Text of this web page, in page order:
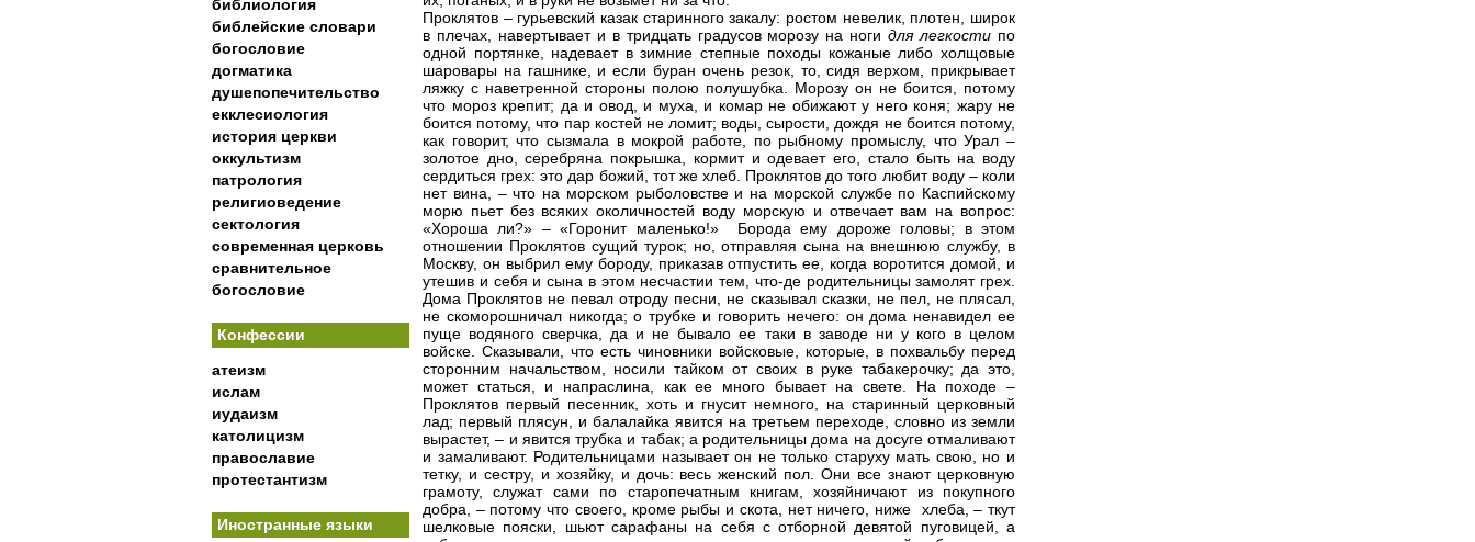
библиология
библейские словари
богословие
догматика
душепопечительство
екклесиология
история церкви
оккультизм
патрология
религиоведение
сектология
современная церковь
сравнительное
богословие
Конфессии
атеизм
ислам
иудаизм
католицизм
православие
протестантизм
Иностранные языки
Проклятов – гурьевский казак старинного закалу: ростом невелик, плотен, широк
в плечах, навертывает и в тридцать градусов морозу на ногидля легкости по
одной портянке, надевает в зимние степные походы кожаные либо холщовые
шаровары на гашнике, и если буран очень резок, то, сидя верхом, прикрывает
ляжку с наветренной стороны полою полушубка. Морозу он не боится, потому
что мороз крепит; да и овод, и муха, и комар не обижают у него коня; жару не
боится потому, что пар костей не ломит; воды, сырости, дождя не боится потому,
как говорит, что сызмала в мокрой работе, по рыбному промыслу, что Урал –
золотое дно, серебряна покрышка, кормит и одевает его, стало быть на воду
сердиться грех: это дар божий, тот же хлеб. Проклятов до того любит воду – коли
нет вина, – что на морском рыболовстве и на морской службе по Каспийскому
морю пьет без всяких околичностей воду морскую и отвечает вам на вопрос:
«Хороша ли?» – «Горонит маленько!»
Борода ему дороже головы; в этом
отношении Проклятов сущий турок; но, отправляя сына на внешнюю службу, в
Москву, он выбрил ему бороду, приказав отпустить ее, когда воротится домой, и
утешив и себя и сына в этом несчастии тем, что-де родительницы замолят грех.
Дома Проклятов не певал отроду песни, не сказывал сказки, не пел, не плясал,
не скоморошничал никогда; о трубке и говорить нечего: он дома ненавидел ее
пуще водяного сверчка, да и не бывало ее таки в заводе ни у кого в целом
войске. Сказывали, что есть чиновники войсковые, которые, в похвальбу перед
сторонним начальством, носили тайком от своих в руке табакерочку; да это,
может статься, и напраслина, как ее много бывает на свете. На походе –
Проклятов первый песенник, хоть и гнусит немного, на старинный церковный
лад; первый плясун, и балалайка явится на третьем переходе, словно из земли
вырастет, – и явится трубка и табак; а родительницы дома на досуге отмаливают
и замаливают. Родительницами называет он не только старуху мать свою, но и
тетку, и сестру, и хозяйку, и дочь: весь женский пол. Они все знают церковную
грамоту, служат сами по старопечатным книгам, хозяйничают из покупного
добра, – потому что своего, кроме рыбы и скота, нет ничего, ниже
хлеба, – ткут
шелковые пояски, шьют сарафаны на себя с отборной девятой пуговицей, а